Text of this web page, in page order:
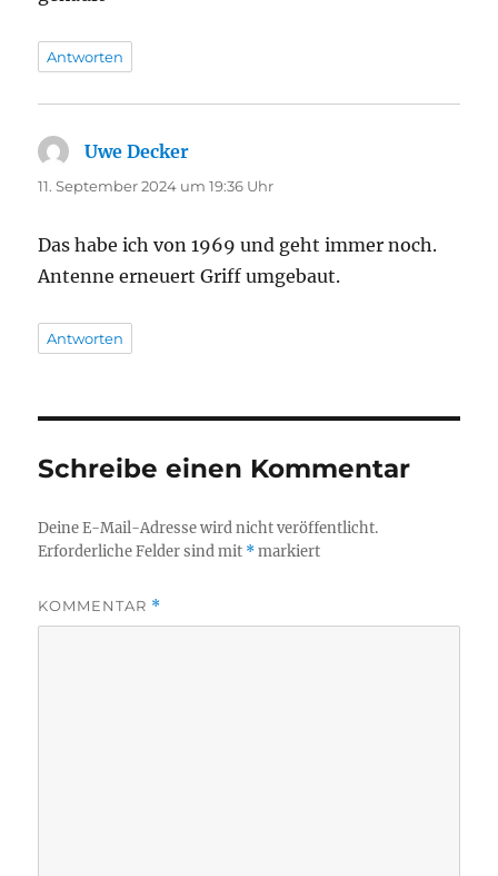
Antworten
Uwe Decker
11. September 2024 um 19:36 Uhr
Das habe ich von 1969 und geht immer noch.
Antenne erneuert Griff umgebaut.
Antworten
Schreibe einen Kommentar
Deine E-Mail-Adresse wird nicht veröffentlicht.
Erforderliche Felder sind mit *markiert
KOMMENTAR *